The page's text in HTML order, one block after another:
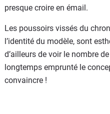
presque croire en émail.
Les poussoirs vissés du
l’identité du modèle, sont
d’ailleurs de voir le nombre
longtemps emprunté le
convaincre !